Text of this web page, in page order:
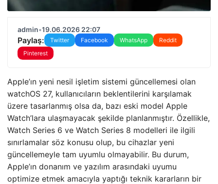
admin•19.06.2026 22:07
Paylaş: Twitter Facebook WhatsApp
Reddit
Pinterest
Apple’ın yeni nesil işletim sistemi güncellemesi olan
watchOS 27, kullanıcıların beklentilerini karşılamak
üzere tasarlanmış olsa da, bazı eski model Apple
Watch’lara ulaşmayacak şekilde planlanmıştır. Özellikle,
Watch Series 6 ve Watch Series 8 modelleri ile ilgili
sınırlamalar söz konusu olup, bu cihazlar yeni
güncellemeyle tam uyumlu olmayabilir. Bu durum,
Apple’ın donanım ve yazılım arasındaki uyumu
optimize etmek amacıyla yaptığı teknik kararların bir